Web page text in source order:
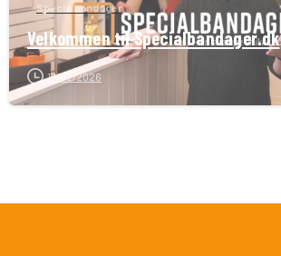
Specialbandager
Velkommen til Specialbandager.dk
17/02/2026